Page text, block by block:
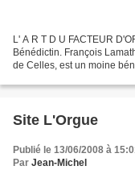
L' A R T D U FACTEUR
Bénédictin. François
de Celles, est un moine
Site L'Orgue
Publié le 13/06/2008 à
Par Jean-Michel